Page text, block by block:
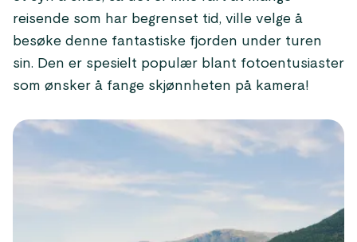
reisende som har begrenset tid, ville velge å
besøke denne fantastiske fjorden under turen
sin. Den er spesielt populær blant fotoentusiaster
som ønsker å fange skjønnheten på kamera!